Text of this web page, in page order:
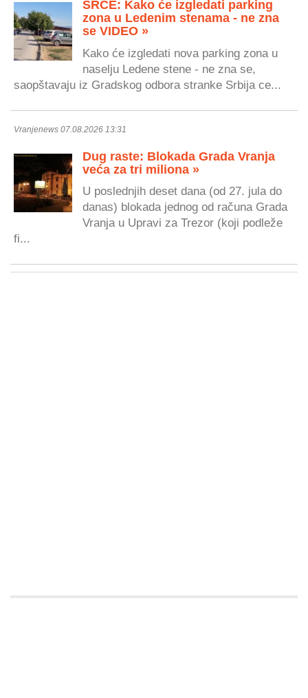
SRCE: Kako će izgledati parking
zona u Ledenim stenama - ne zna
se VIDEO »
Kako će izgledati nova parking zona u
naselju Ledene stene - ne zna se,
saopštavaju iz Gradskog odbora stranke Srbija ce...
Vranjenews 07.08.2026 13:31
Dug raste: Blokada Grada Vranja
veća za tri miliona »
U poslednjih deset dana (od 27. jula do
danas) blokada jednog od računa Grada
Vranja u Upravi za Trezor (koji podleže
fi...